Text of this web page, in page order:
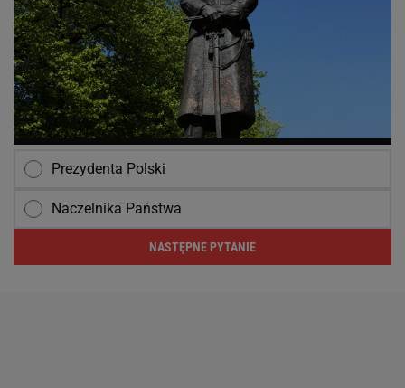
Prezydenta Polski
Naczelnika Państwa
NASTĘPNE PYTANIE